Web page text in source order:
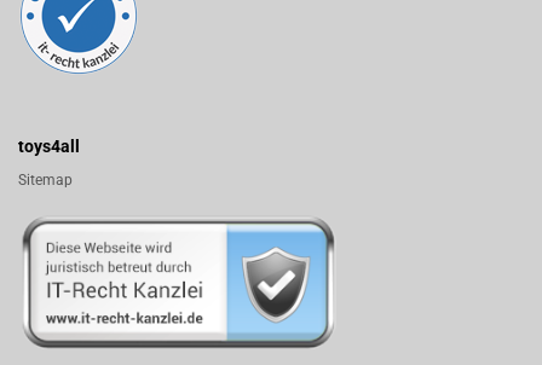
toys4all
Sitemap